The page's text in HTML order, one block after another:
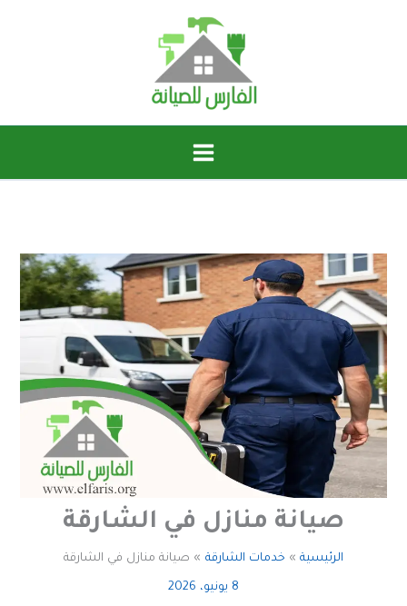
صيانة منازل في الشارقة
الرئيسية خدمات الشارقة صيانة منازل في الشارقة
8 يونيو، 2026